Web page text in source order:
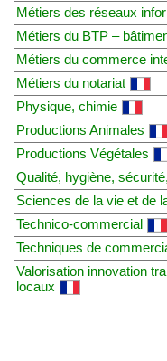
Métiers des réseaux
Métiers du BTP –
Métiers du commerce
Métiers du notariat
Physique, chimie
Productions Animales
Productions Végétales
Qualité, hygiène,
Sciences de la vie et de
Technico-commercial
Techniques de
Valorisation innovation
locaux